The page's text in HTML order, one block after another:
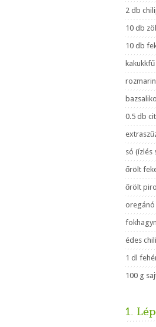
2 db
10 db
10 db
0.5 db
só (ízlés
őrölt
őrölt
oregánó
édes
1 dl
100 g
1.